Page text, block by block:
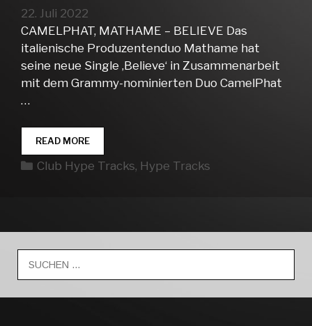
22. Juli 2022
CAMELPHAT, MATHAME – BELIEVE Das
italienische Produzentenduo Mathame hat
seine neue Single ‚Believe‘ in Zusammenarbeit
mit dem Grammy-nominierten Duo CamelPhat
…
READ MORECLUB
HYPE
TRACKS
Kategorien
Club Hype Tracks, Hype Tracks
nach: